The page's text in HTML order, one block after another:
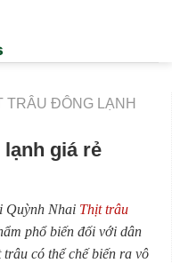
TRÂU ĐÔNG LẠNH
giá rẻ
Quỳnh Nhai Thịt trâu
phổ biến đối với dân
có thể chế biến ra vô